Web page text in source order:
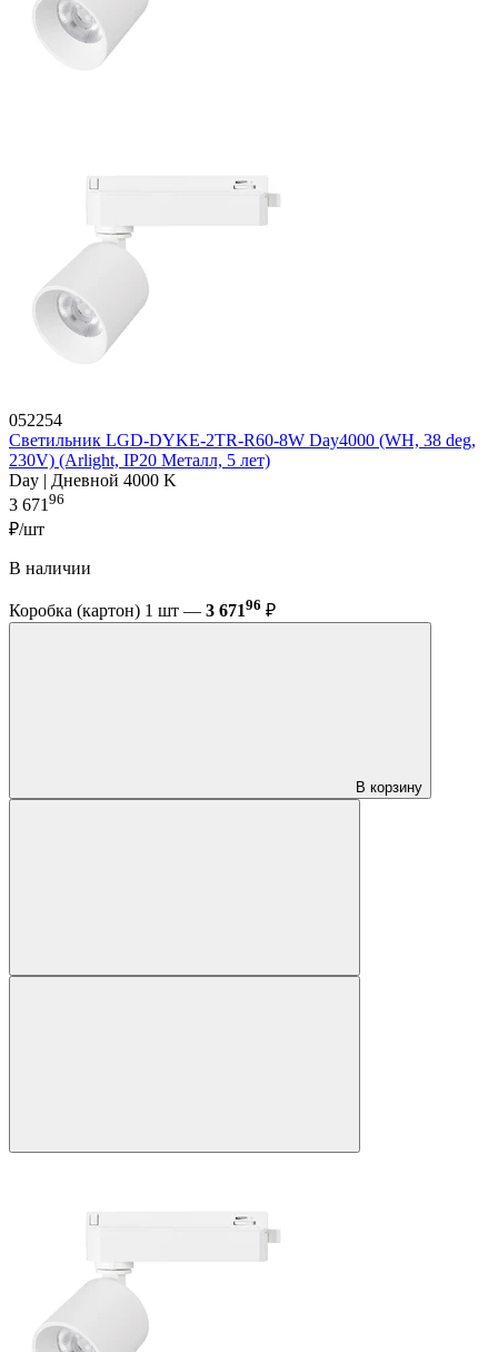
052254
Светильник LGD-DYKE-2TR-R60-8W Day4000 (WH, 38 deg,
230V) (Arlight, IP20 Металл, 5 лет)
Day | Дневной 4000 K
3 67196
₽/шт
В наличии
Коробка (картон) 1 шт — 3 67196 ₽
В корзину